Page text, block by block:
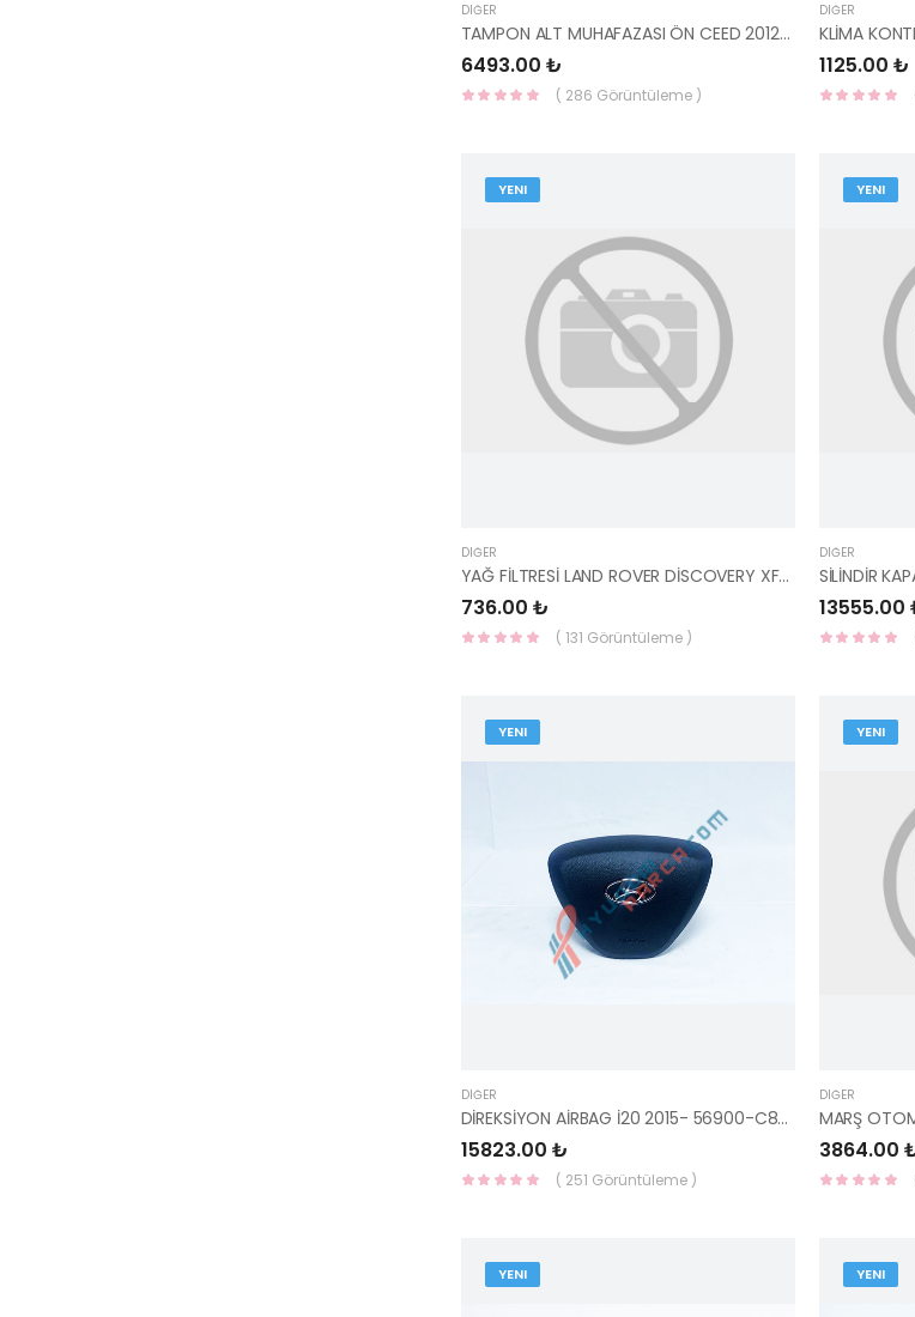
DIĞER
TAMPON ALT MUHAFAZASI ÖN CEED 2012- BÜYÜK 29110-A2200-HMC
6493.00 ₺
( 286 Görüntüleme )
DIĞER
1125.00 ₺
YENI
DIĞER
YAĞ FİLTRESİ LAND ROVER DİSCOVERY XF-JDE8751-YS
736.00 ₺
( 131 Görüntüleme )
YENI
DIĞER
13555.00
YENI
DIĞER
DİREKSİYON AİRBAG İ20 2015- 56900-C8000-HMC
15823.00 ₺
( 251 Görüntüleme )
YENI
DIĞER
MARŞ
3864.00
YENI YENI